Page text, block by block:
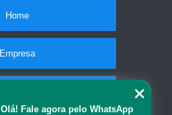
Home
Empresa
Olá! Fale agora pelo WhatsApp